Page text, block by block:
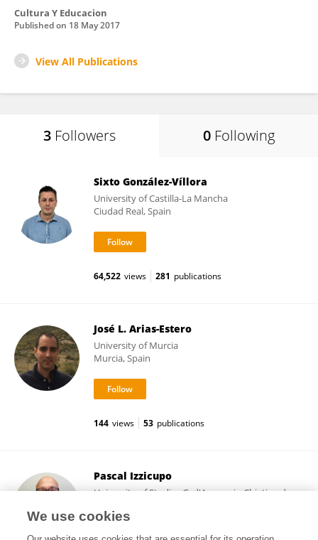
Cultura Y Educacion
Published on 18 May 2017
View All Publications
3 Followers 0 Following
Sixto González-Víllora
University of Castilla-La Mancha
Ciudad Real, Spain
64,522 views 281 publications
José L. Arias-Estero
University of Murcia
Murcia, Spain
144 views 53 publications
Pascal Izzicupo
University of Studies G. d'Annunzio Chieti and
Chieti, Italy
We use cookies